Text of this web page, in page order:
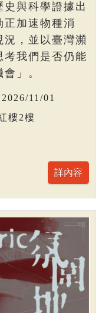
與科學證據出
正加速物種消
況，並以臺灣瀕
考我們是否仍能
」。
11/01
樓2樓